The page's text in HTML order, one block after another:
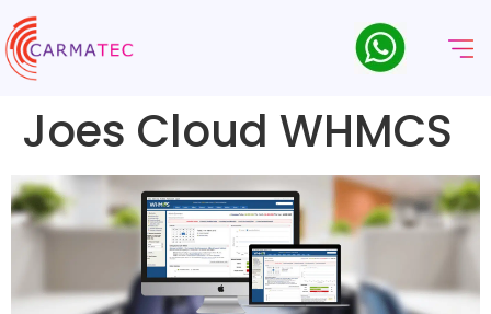
Joes Cloud WHMCS